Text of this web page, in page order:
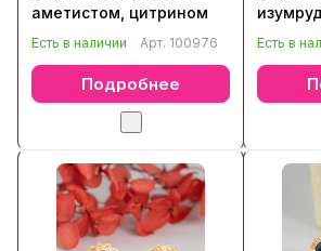
аметистом, цитрином
Есть в наличии Арт. 100976
Подробнее
Есть в